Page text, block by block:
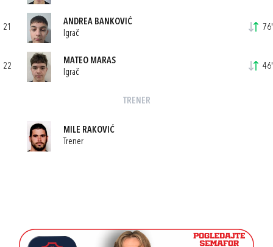
21
ANDREA BANKOVIĆ
Igrač
76'
22
MATEO MARAS
Igrač
46'
TRENER
MILE RAKOVIĆ
Trener